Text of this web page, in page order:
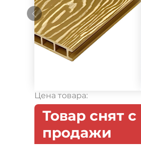
Цена товара:
Товар снят с
продажи